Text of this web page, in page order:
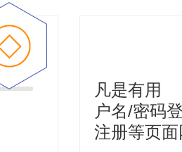
凡是有用
户名/密码
注册等页